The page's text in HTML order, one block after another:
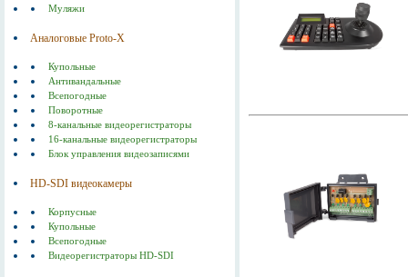
Муляжи
Аналоговые Proto-X
Купольные
Антивандальные
Всепогодные
Поворотные
8-канальные видеорегистраторы
16-канальные видеорегистраторы
Блок управления видеозаписями
HD-SDI видеокамеры
Корпусные
Купольные
Всепогодные
Видеорегистраторы HD-SDI